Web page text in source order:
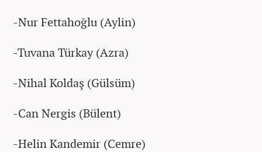
-Nur Fettahoğlu (Aylin)
-Tuvana Türkay (Azra)
-Nihal Koldaş (Gülsüm)
-Can Nergis (Bülent)
-Helin Kandemir (Cemre)